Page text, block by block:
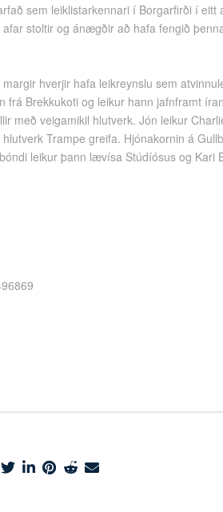
sem leiklistarkennari í Borgarfirði í eitt
stoltir og ánægðir að hafa fengið
hverjir hafa leikreynslu sem
Brekkukoti og leikur hann jafnframt
með veigamikil hlutverk. Jón leikur
Trampe greifa. Hjónakornin á
leikur þann lævísa Stúdíósus og Kari